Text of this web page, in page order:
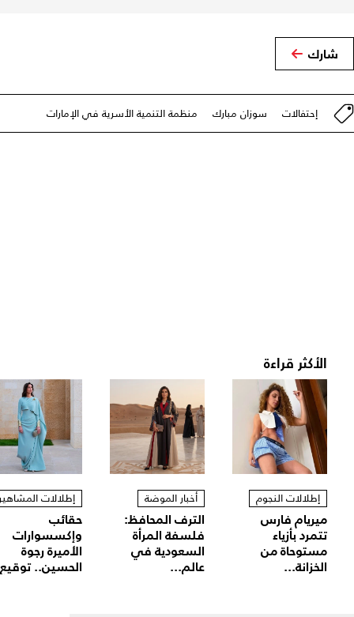
شارك
إحتفالات سوزان مبارك منظمة التنمية الأسرية في الإمارات
الأكثر قراءة
إطلالات النجوم
ميريام فارس
تتمرد بأزياء
مستوحاة من
الخزانة...
أخبار الموضة
الترف المحافظ:
فلسفة المرأة
السعودية في
عالم...
إطلالات
حقائب
وإكسسوارات
الأميرة رجوة
الحسين..